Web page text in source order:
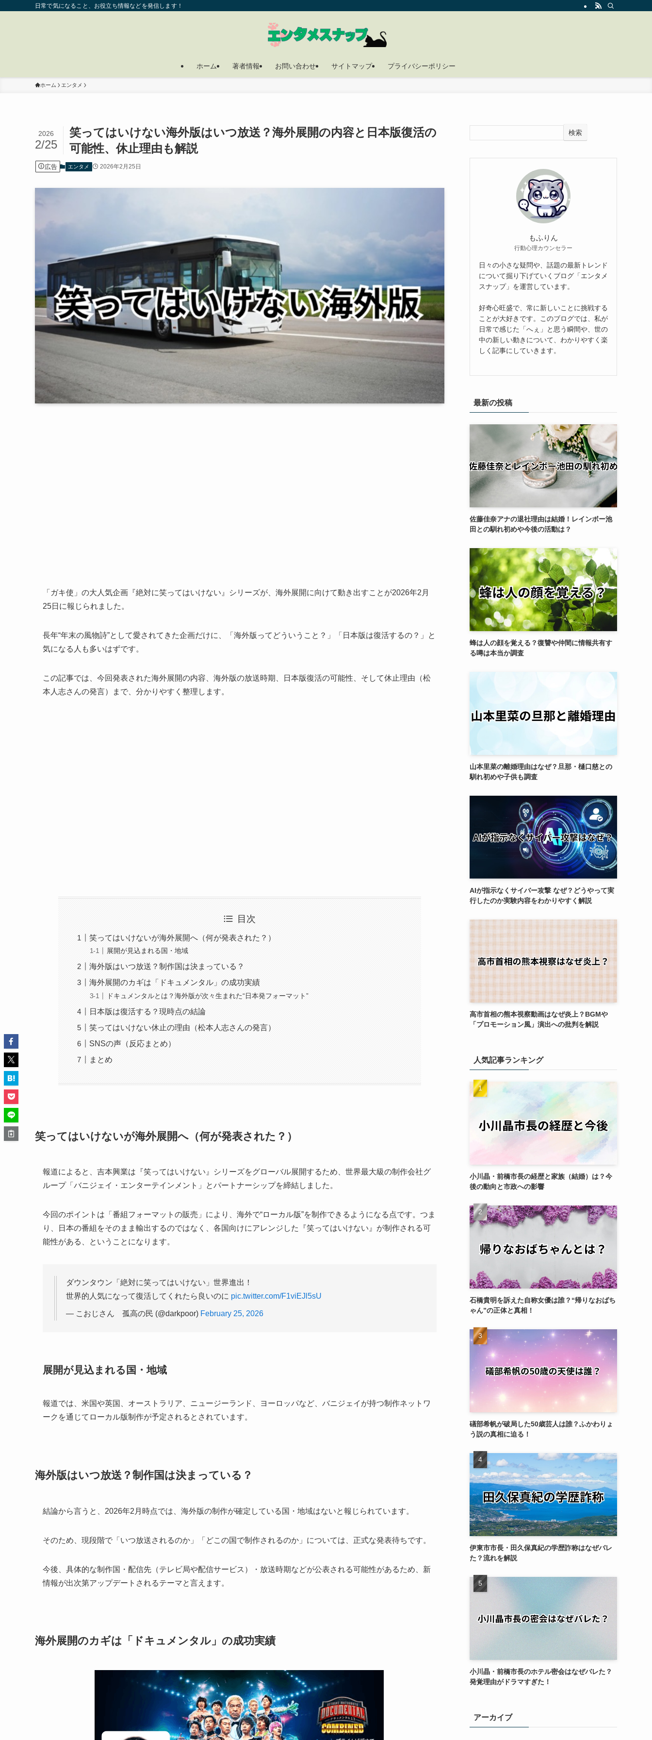
日常で気になること、お役立ち情報などを発信します！
ホーム 著者情報 お問い合わせ サイトマップ プライバシーポリシー
ホーム エンタメ
笑ってはいけない海外版はいつ放送？海外展開の内容と日本版復活の
可能性、休止理由も解説
2026
2/25
広告 エンタメ 2026年2月25日
「ガキ使」の大人気企画『絶対に笑ってはいけない』シリーズが、海外展開に向けて動き出すことが2026年2月
25日に報じられました。
長年“年末の風物詩”として愛されてきた企画だけに、「海外版ってどういうこと？」「日本版は復活するの？」と
気になる人も多いはずです。
この記事では、今回発表された海外展開の内容、海外版の放送時期、日本版復活の可能性、そして休止理由（松
本人志さんの発言）まで、分かりやすく整理します。
目次
笑ってはいけないが海外展開へ（何が発表された？）
展開が見込まれる国・地域
海外版はいつ放送？制作国は決まっている？
海外展開のカギは「ドキュメンタル」の成功実績
ドキュメンタルとは？海外版が次々生まれた“日本発フォーマット”
日本版は復活する？現時点の結論
笑ってはいけない休止の理由（松本人志さんの発言）
SNSの声（反応まとめ）
まとめ
笑ってはいけないが海外展開へ（何が発表された？）
報道によると、吉本興業は『笑ってはいけない』シリーズをグローバル展開するため、世界最大級の制作会社グ
ループ「バニジェイ・エンターテインメント」とパートナーシップを締結しました。
今回のポイントは「番組フォーマットの販売」により、海外で“ローカル版”を制作できるようになる点です。つま
り、日本の番組をそのまま輸出するのではなく、各国向けにアレンジした『笑ってはいけない』が制作される可
能性がある、ということになります。
ダウンタウン「絶対に笑ってはいけない」世界進出！
世界的人気になって復活してくれたら良いのに pic.twitter.com/F1viEJl5sU
— こおじさん 孤高の民 (@darkpoor) February 25, 2026
展開が見込まれる国・地域
報道では、米国や英国、オーストラリア、ニュージーランド、ヨーロッパなど、バニジェイが持つ制作ネットワ
ークを通じてローカル版制作が予定されるとされています。
海外版はいつ放送？制作国は決まっている？
結論から言うと、2026年2月時点では、海外版の制作が確定している国・地域はないと報じられています。
そのため、現段階で「いつ放送されるのか」「どこの国で制作されるのか」については、正式な発表待ちです。
今後、具体的な制作国・配信先（テレビ局や配信サービス）・放送時期などが公表される可能性があるため、新
情報が出次第アップデートされるテーマと言えます。
海外展開のカギは「ドキュメンタル」の成功実績
検索
もふりん
行動心理カウンセラー
日々の小さな疑問や、話題の最新トレンド
について掘り下げていくブログ「エンタメ
スナップ」を運営しています。
好奇心旺盛で、常に新しいことに挑戦する
ことが大好きです。このブログでは、私が
日常で感じた「へぇ」と思う瞬間や、世の
中の新しい動きについて、わかりやすく楽
しく記事にしていきます。
最新の投稿
佐藤佳奈アナの退社理由は結婚！レインボー池
田との馴れ初めや今後の活動は？
蜂は人の顔を覚える？復讐や仲間に情報共有す
る噂は本当か調査
山本里菜の離婚理由はなぜ？旦那・樋口慈との
馴れ初めや子供も調査
AIが指示なくサイバー攻撃 なぜ？どうやって実
行したのか実験内容をわかりやすく解説
高市首相の熊本視察動画はなぜ炎上？BGMや
「プロモーション風」演出への批判を解説
人気記事ランキング
小川晶・前橋市長の経歴と家族（結婚）は？今
後の動向と市政への影響
石橋貴明を訴えた自称女優は誰？“帰りなおばち
ゃん”の正体と真相！
礒部希帆が破局した50歳芸人は誰？ふかわりょ
う説の真相に迫る！
伊東市市長・田久保真紀の学歴詐称はなぜバレ
た？流れを解説
小川晶・前橋市長のホテル密会はなぜバレた？
発覚理由がドラマすぎた！
アーカイブ